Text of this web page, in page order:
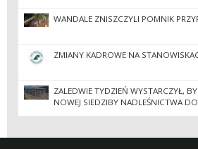
WANDALE ZNISZCZYLI POMNIK
ZMIANY KADROWE NA
ZALEDWIE TYDZIEŃ WYSTARCZYŁ,
NOWEJ SIEDZIBY NADLEŚNICTWA